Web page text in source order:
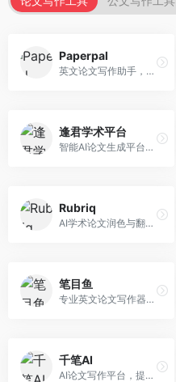
Paperpal
英文论文写作助手，专注于学术英语润色。面向需要发表国际期刊的研究者，提供语法检查、学术表达优化、格式规范等服务，英语表达地道专业。
逢君学术平台
智能AI论文生成平台，支持查重检测。面向高校学生和研究人员，提供论文选题、内容生成、查重修改等一站式服务，学术写作流程完整。
Rubriq
AI学术论文润色与翻译平台。面向国际期刊投稿者，提供论文润色、翻译、格式调整等服务，支持多语言，学术表达专业规范。
笔目鱼
专业英文论文写作器，支持学术论文全流程。面向留学生和国际期刊投稿者，提供英文论文撰写、润色、格式调整等服务，学术英语表达规范。
千笔AI
AI论文写作平台，提供无限改稿服务。面向高校学生和学术研究者，支持论文选题、大纲生成、内容撰写、查重修改等全流程服务，改稿次数不限，服务质量有保障。